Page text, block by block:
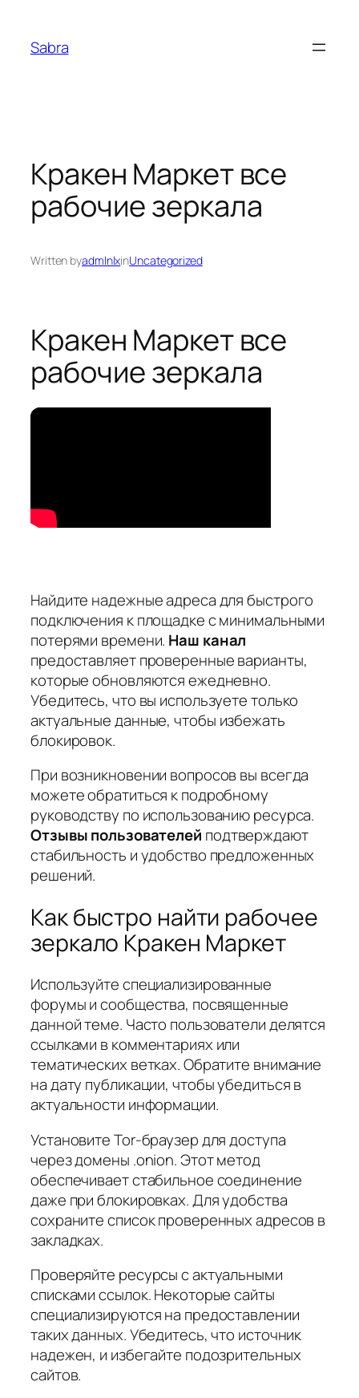
content
Sabra
Кракен Маркет все
рабочие зеркала
Written byadmlnlxinUncategorized
Кракен Маркет все
рабочие зеркала
Найдите надежные адреса для быстрого
подключения к площадке с минимальными
потерями времени. Наш канал
предоставляет проверенные варианты,
которые обновляются ежедневно.
Убедитесь, что вы используете только
актуальные данные, чтобы избежать
блокировок.
При возникновении вопросов вы всегда
можете обратиться к подробному
руководству по использованию ресурса.
Отзывы пользователей подтверждают
стабильность и удобство предложенных
решений.
Как быстро найти рабочее
зеркало Кракен Маркет
Используйте специализированные
форумы и сообщества, посвященные
данной теме. Часто пользователи делятся
ссылками в комментариях или
тематических ветках. Обратите внимание
на дату публикации, чтобы убедиться в
актуальности информации.
Установите Tor-браузер для доступа
через домены .onion. Этот метод
обеспечивает стабильное соединение
даже при блокировках. Для удобства
сохраните список проверенных адресов в
закладках.
Проверяйте ресурсы с актуальными
списками ссылок. Некоторые сайты
специализируются на предоставлении
таких данных. Убедитесь, что источник
надежен, и избегайте подозрительных
сайтов.